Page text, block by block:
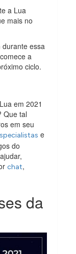
a Lua
mais no
durante essa
a
ciclo.
em 2021
Que tal
em seu
e
do
chat,
da